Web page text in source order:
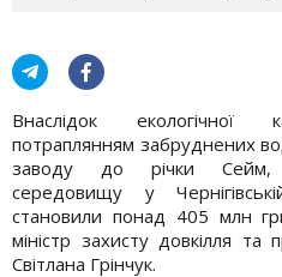
Внаслідок екологічної
потраплянням забруднених
заводу до річки Сейм,
середовищу у
становили понад 405 млн
міністр захисту довкілля та
Світлана Грінчук.